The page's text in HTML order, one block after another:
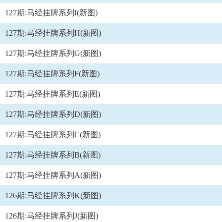
127期:马经挂牌系列I(新图)
127期:马经挂牌系列H(新图)
127期:马经挂牌系列G(新图)
127期:马经挂牌系列F(新图)
127期:马经挂牌系列E(新图)
127期:马经挂牌系列D(新图)
127期:马经挂牌系列C(新图)
127期:马经挂牌系列B(新图)
127期:马经挂牌系列A(新图)
126期:马经挂牌系列K(新图)
126期:马经挂牌系列J(新图)